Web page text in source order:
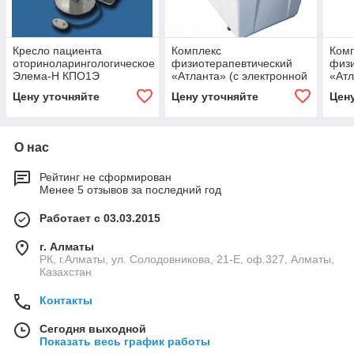
Кресло пациента
оториноларингологическое
Элема-Н КПО1Э
Цену уточняйте
Комплекс
физиотерапевтический
«Атланта» (с электронной
горизонтального
Цену уточняйте
О нас
Рейтинг не сформирован
Менее 5 отзывов за последний год
Работает с 03.03.2015
г. Алматы
РК, г.Алматы, ул. Солодовникова, 21-Е, оф.327, Алматы,
Казахстан
Контакты
Сегодня выходной
Показать весь график работы